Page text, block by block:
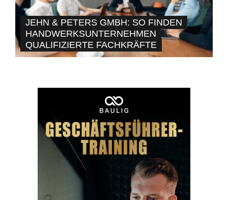
JEHN & PETERS GMBH: SO FINDEN
HANDWERKSUNTERNEHMEN
QUALIFIZIERTE FACHKRÄFTE